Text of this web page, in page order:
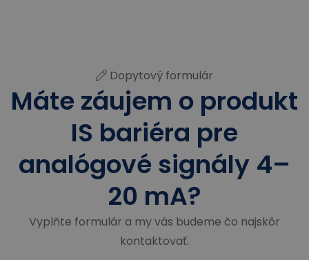
Dopytový formulár
Máte záujem o produkt
IS bariéra pre
analógové signály 4–
20 mA?
Vyplňte formulár a my vás budeme čo najskôr
kontaktovať.